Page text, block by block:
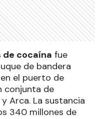
de cocaína fue
de bandera
el puerto de
conjunta de
Arca. La sustancia
340 millones de